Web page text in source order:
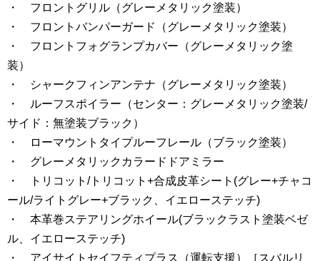
・ フロントグリル（グレーメタリック塗装）
・ フロントバンパーガード（グレーメタリック塗装）
・ フロントフォグランプカバー（グレーメタリック塗
装）
・ シャークフィンアンテナ（グレーメタリック塗装）
・ ルーフスポイラー（センター：グレーメタリック塗装/
サイド：無塗装ブラック）
・ ローマウントタイプルーフレール（ブラック塗装）
・ グレーメタリックカラードドアミラー
・ トリコット/トリコット+合成皮革シート(グレー+チャコ
ール/ライトグレー+ブラック、イエローステッチ)
・ 本革巻ステアリングホイール(ブラックラスト塗装ベゼ
ル、イエローステッチ)
・ アイサイトセイフティプラス（運転支援）［スバルリ